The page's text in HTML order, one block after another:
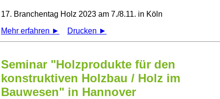
17. Branchentag Holz 2023 am 7./8.11. in Köln
Mehr erfahren ►
Drucken ►
Seminar "Holzprodukte für den
konstruktiven Holzbau / Holz im
Bauwesen" in Hannover